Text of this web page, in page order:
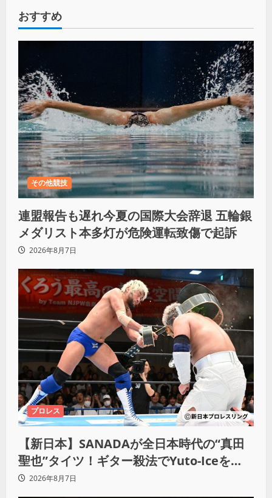
おすすめ
その他競技
連盟報告も遅れ今夏の国際大会辞退 五輪銀
メダリスト本多灯が危険運転致傷で起訴
2026年8月7日
プロレス
【新日本】SANADAが全日本時代の“真田
聖也”タイツ！ギター殺法でYuto-Iceを
KO「俺と闘う時は考えろ。感じるな」
2026年8月7日